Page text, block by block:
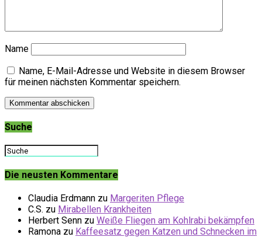
Name
Name, E-Mail-Adresse und Website in diesem Browser
für meinen nächsten Kommentar speichern.
Suche
Die neusten Kommentare
Claudia Erdmann zu Margeriten Pflege
C.S. zu Mirabellen Krankheiten
Herbert Senn zu Weiße Fliegen am Kohlrabi bekämpfen
Ramona zu Kaffeesatz gegen Katzen und Schnecken im